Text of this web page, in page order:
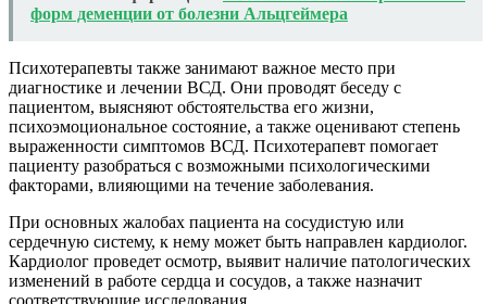
форм деменции от болезни Альцгеймера
Психотерапевты также занимают важное место при
диагностике и лечении ВСД. Они проводят беседу с
пациентом, выясняют обстоятельства его жизни,
психоэмоциональное состояние, а также оценивают степень
выраженности симптомов ВСД. Психотерапевт помогает
пациенту разобраться с возможными психологическими
факторами, влияющими на течение заболевания.
При основных жалобах пациента на сосудистую или
сердечную систему, к нему может быть направлен кардиолог.
Кардиолог проведет осмотр, выявит наличие патологических
изменений в работе сердца и сосудов, а также назначит